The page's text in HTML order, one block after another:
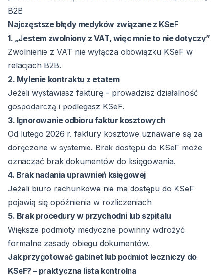
B2B
Najczęstsze błędy medyków związane z KSeF
1. „Jestem zwolniony z VAT, więc mnie to nie dotyczy”
Zwolnienie z VAT nie wyłącza obowiązku KSeF w
relacjach B2B.
2. Mylenie kontraktu z etatem
Jeżeli wystawiasz fakturę – prowadzisz działalność
gospodarczą i podlegasz KSeF.
3. Ignorowanie odbioru faktur kosztowych
Od lutego 2026 r. faktury kosztowe uznawane są za
doręczone w systemie. Brak dostępu do KSeF może
oznaczać brak dokumentów do księgowania.
4. Brak nadania uprawnień księgowej
Jeżeli biuro rachunkowe nie ma dostępu do KSeF
pojawią się opóźnienia w rozliczeniach
5. Brak procedury w przychodni lub szpitalu
Większe podmioty medyczne powinny wdrożyć
formalne zasady obiegu dokumentów.
Jak przygotować gabinet lub podmiot leczniczy do
KSeF? – praktyczna lista kontrolna